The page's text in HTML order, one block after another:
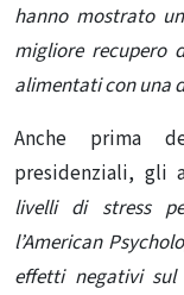
hanno mostrato
migliore recupero
alimentati con una
Anche prima
presidenziali, gli
livelli di stress
l’American
effetti negativi